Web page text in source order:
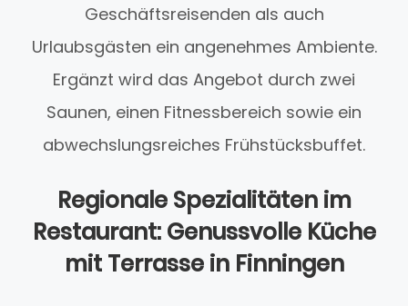
Geschäftsreisenden als auch
Urlaubsgästen ein angenehmes Ambiente.
Ergänzt wird das Angebot durch zwei
Saunen, einen Fitnessbereich sowie ein
abwechslungsreiches Frühstücksbuffet.
Regionale Spezialitäten im
Restaurant: Genussvolle Küche
mit Terrasse in Finningen